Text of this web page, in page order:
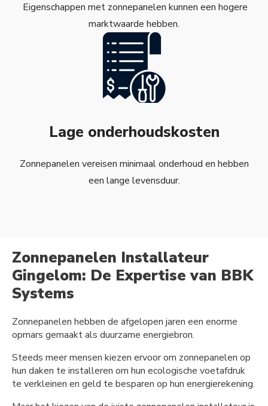
Eigenschappen met zonnepanelen kunnen een hogere
marktwaarde hebben.
Lage onderhoudskosten
Zonnepanelen vereisen minimaal onderhoud en hebben
een lange levensduur.
Zonnepanelen Installateur
Gingelom: De Expertise van BBK
Systems
Zonnepanelen hebben de afgelopen jaren een enorme
opmars gemaakt als duurzame energiebron.
Steeds meer mensen kiezen ervoor om zonnepanelen op
hun daken te installeren om hun ecologische voetafdruk
te verkleinen en geld te besparen op hun energierekening.